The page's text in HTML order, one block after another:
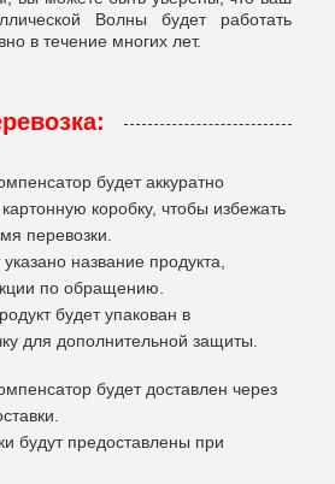
Волны будет работать
в течение многих лет.
будет аккуратно
коробку, чтобы избежать
перевозки.
название продукта,
по обращению.
будет упакован в
для дополнительной защиты.
будет доставлен через
будут предоставлены при